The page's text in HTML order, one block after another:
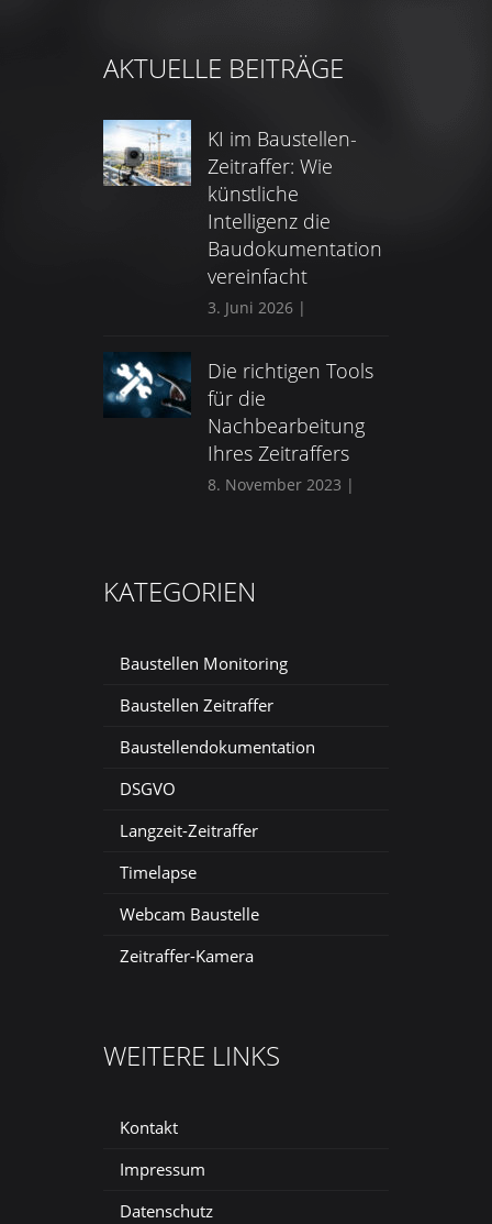
AKTUELLE BEITRÄGE
KI im Baustellen-
Zeitraffer: Wie
künstliche
Intelligenz die
Baudokumentation
vereinfacht
3. Juni 2026 |
Die richtigen Tools
für die
Nachbearbeitung
Ihres Zeitraffers
8. November 2023 |
KATEGORIEN
Baustellen Monitoring
Baustellen Zeitraffer
Baustellendokumentation
DSGVO
Langzeit-Zeitraffer
Timelapse
Webcam Baustelle
Zeitraffer-Kamera
WEITERE LINKS
Kontakt
Impressum
Datenschutz